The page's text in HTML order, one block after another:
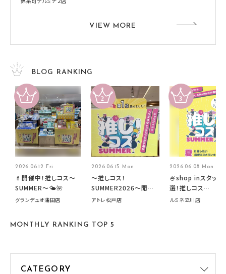
VIEW MORE
BLOG RANKING
2026.06.12 Fri
💄開催中！推しコス〜
SUMMER〜🌤️🌺
グランデュオ蒲田店
2026.06.15 Mon
～推しコス！
SUMMER2026～開催
中です！
アトレ松戸店
2026.06.08 Mon
🍧shop inスタッフ
選！推しコス
summer2026開催
ルミネ立川店
MONTHLY RANKING TOP 5